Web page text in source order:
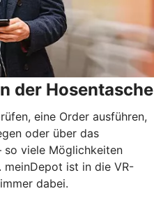
der Hosentasche
eine Order ausführen,
oder über das
so viele Möglichkeiten
meinDepot ist in die VR-
dabei.